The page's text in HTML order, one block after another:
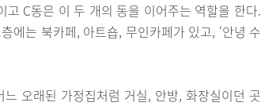
C동은 이 두 개의 동을 이어주는 역할을 한다.
에는 북카페, 아트숍, 무인카페가 있고, ‘안녕 수
오래된 가정집처럼 거실, 안방, 화장실이던 곳